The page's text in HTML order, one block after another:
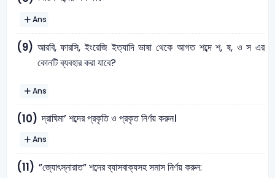
Ans
(9) আরবি, ফারসি, ইংরেজি ইত্যাদি ভাষা থেকে আগত শব্দে শ, ষ, ও স এর
কোনটি ব্যবহার করা যাবে?
Ans
(10) দ্রাঘিমা’ শব্দের প্রকৃতি ও প্রকৃত নির্ণয় করুন।
Ans
(11) ”জ্যোৎস্নারাত” শব্দের ব্যাসবাক্যসহ সমাস নির্ণয় করুন: